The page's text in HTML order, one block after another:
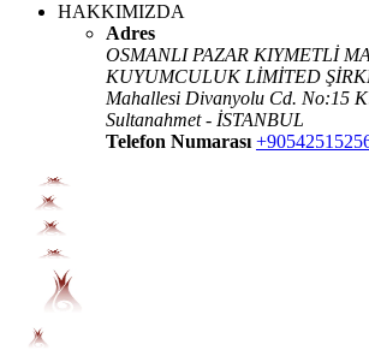
HAKKIMIZDA
Adres
OSMANLI PAZAR KIYMETLİ
KUYUMCULUK LİMİTED
Mahallesi Divanyolu Cd. No:15
Sultanahmet - İSTANBUL
Telefon Numarası